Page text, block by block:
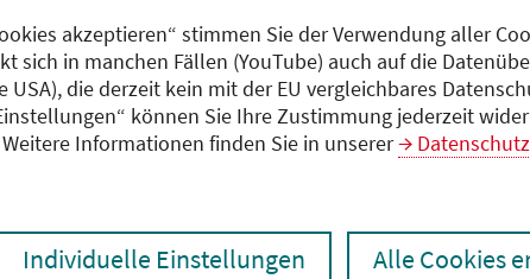
akzeptieren“ stimmen Sie der Verwendung aller
sich in manchen Fällen (YouTube) auch auf die
USA), die derzeit kein mit der EU vergleichbares
können Sie Ihre Zustimmung jederzeit
Informationen finden Sie in unserer
Individuelle Einstellungen Alle Cookies
Erhebung den Investitionsbedarf
aufwendiger Geräte haben die
Euro zusammengetragen. Eine
der Krankenhäuser,
Anspruch, den die
Berlin kann sich dieser
Schreiner.
endlich auf den Weg